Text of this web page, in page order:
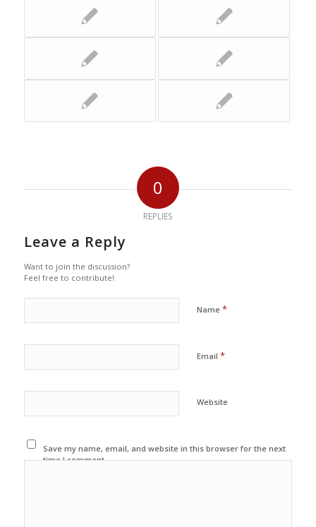
0
REPLIES
Leave a Reply
Want to join the discussion?
Feel free to contribute!
Name *
Email *
Website
Save my name, email, and website in this browser for the next
time I comment.